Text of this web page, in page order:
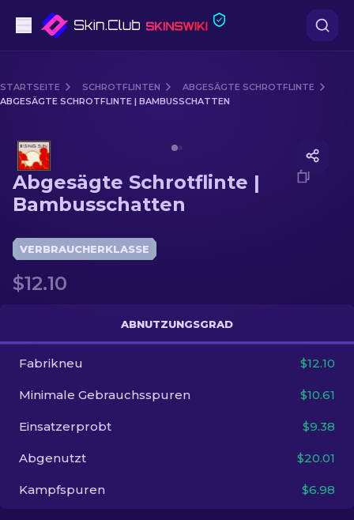
Mittelklasse
Gewehr
Scharfschützengewehr
Handschuh
Andere
DE
STARTSEITE SCHROTFLINTEN
ABGESÄGTE SCHROTFLINTE
ABGESÄGTE SCHROTFLINTE | BAMBUSSCHATTEN
Abgesägte Schrotflinte |
Bambusschatten
VERBRAUCHERKLASSE
$12.10
ABNUTZUNGSGRAD
Fabrikneu $12.10
Minimale Gebrauchsspuren $10.61
Einsatzerprobt $9.38
Abgenutzt $20.01
Kampfspuren $6.98